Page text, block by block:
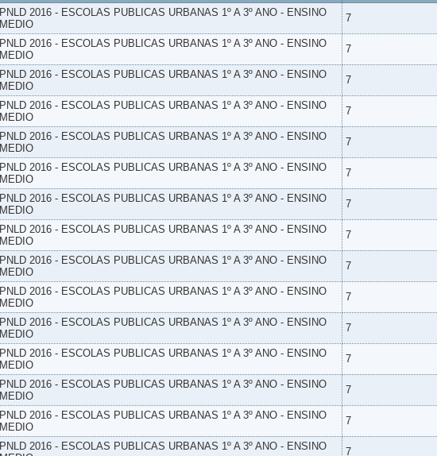
PNLD 2016 - ESCOLAS PUBLICAS URBANAS 1º A 3º ANO - ENSINO
MEDIO
7
PNLD 2016 - ESCOLAS PUBLICAS URBANAS 1º A 3º ANO - ENSINO
MEDIO
7
PNLD 2016 - ESCOLAS PUBLICAS URBANAS 1º A 3º ANO - ENSINO
MEDIO
7
PNLD 2016 - ESCOLAS PUBLICAS URBANAS 1º A 3º ANO - ENSINO
MEDIO
7
PNLD 2016 - ESCOLAS PUBLICAS URBANAS 1º A 3º ANO - ENSINO
MEDIO
7
PNLD 2016 - ESCOLAS PUBLICAS URBANAS 1º A 3º ANO - ENSINO
MEDIO
7
PNLD 2016 - ESCOLAS PUBLICAS URBANAS 1º A 3º ANO - ENSINO
MEDIO
7
PNLD 2016 - ESCOLAS PUBLICAS URBANAS 1º A 3º ANO - ENSINO
MEDIO
7
PNLD 2016 - ESCOLAS PUBLICAS URBANAS 1º A 3º ANO - ENSINO
MEDIO
7
PNLD 2016 - ESCOLAS PUBLICAS URBANAS 1º A 3º ANO - ENSINO
MEDIO
7
PNLD 2016 - ESCOLAS PUBLICAS URBANAS 1º A 3º ANO - ENSINO
MEDIO
7
PNLD 2016 - ESCOLAS PUBLICAS URBANAS 1º A 3º ANO - ENSINO
MEDIO
7
PNLD 2016 - ESCOLAS PUBLICAS URBANAS 1º A 3º ANO - ENSINO
MEDIO
7
PNLD 2016 - ESCOLAS PUBLICAS URBANAS 1º A 3º ANO - ENSINO
MEDIO
7
PNLD 2016 - ESCOLAS PUBLICAS URBANAS 1º A 3º ANO - ENSINO
7